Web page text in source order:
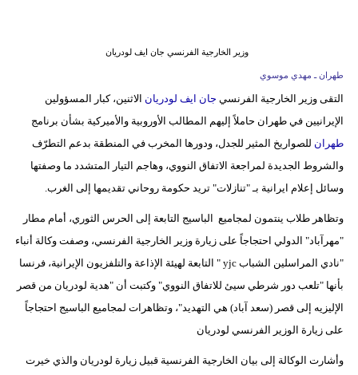
وتكنولوجيا
أبراج
فيديو
سيارات
وزير الخارجية الفرنسي جان ايف لودريان
طهران ـ مهدي موسوي
التقى وزير الخارجية الفرنسي جان ايف لودريان الاثنين، كبار المسؤولين
الإيرانيين في طهران حاملاً إليهم المطالب الأوروبية والأميركية بشأن برنامج
طهران للصواريخ المثير للجدل، ودورها المخرب في المنطقة بدعم التطرّف
والشروط الجديدة لمراجعة الاتفاق النووي، وهاجم التيار المتشدد ما وصفتها
وسائل إعلام ايرانية بـ "تنازلات" تريد حكومة روحاني تقديمها إلى الغرب.
وتظاهر طلاب ينتمون لمجاميع الباسيج التابعة إلى الحرس الثوري، أمام مطار
"مهرآباد" الدولي احتجاجاً على زيارة وزير الخارجية الفرنسي، وصفت وكالة أنباء
"نادي المراسلين الشباب yjc " التابعة لهيئة الإذاعة والتلفزيون الإيرانية، فرنسا
بأنها "تلعب دور شرطي سيئ للاتفاق النووي" وكتبت أن "هدية لودريان من قصر
الإليزيه إلى قصر (سعد آباد) هي التهديد"، وتظاهرات لمجاميع الباسيج احتجاجاً
على زيارة الوزير الفرنسي لودريان
وأشارت الوكالة إلى بيان الخارجية الفرنسية قبيل زيارة لودريان والذي خيرت